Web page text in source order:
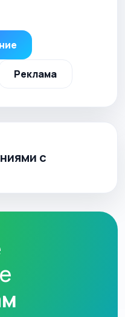
Реклама
с